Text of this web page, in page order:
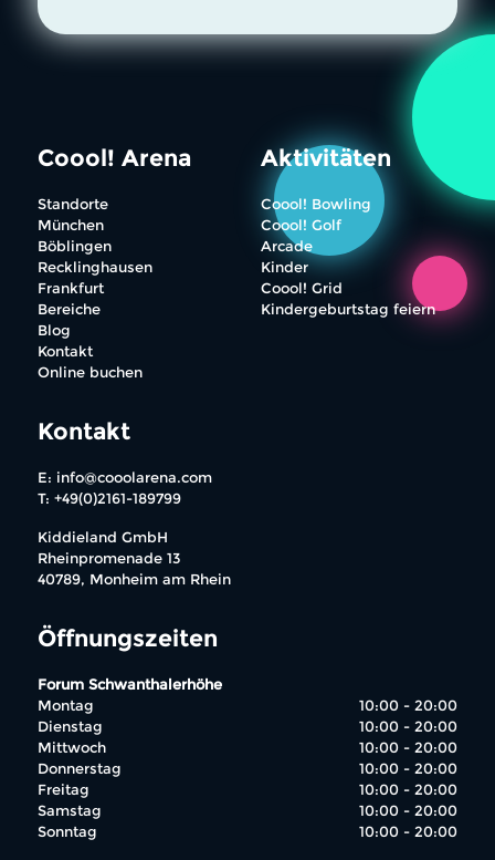
Coool! Arena
Standorte
München
Böblingen
Recklinghausen
Frankfurt
Bereiche
Blog
Kontakt
Online buchen
Aktivitäten
Coool! Bowling
Coool! Golf
Arcade
Kinder
Coool! Grid
Kindergeburtstag feiern
Kontakt
E: info@cooolarena.com
T: +49(0)2161-189799
Kiddieland GmbH
Rheinpromenade 13
40789, Monheim am Rhein
Öffnungszeiten
Forum Schwanthalerhöhe
Montag
10:00 - 20:00
Dienstag
10:00 - 20:00
Mittwoch
10:00 - 20:00
Donnerstag
10:00 - 20:00
Freitag
10:00 - 20:00
Samstag
10:00 - 20:00
Sonntag
10:00 - 20:00